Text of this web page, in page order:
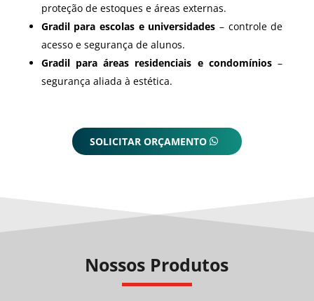
proteção de estoques e áreas externas.
Gradil para escolas e universidades – controle de
acesso e segurança de alunos.
Gradil para áreas residenciais e condomínios–
segurança aliada à estética.
SOLICITAR ORÇAMENTO
Nossos Produtos